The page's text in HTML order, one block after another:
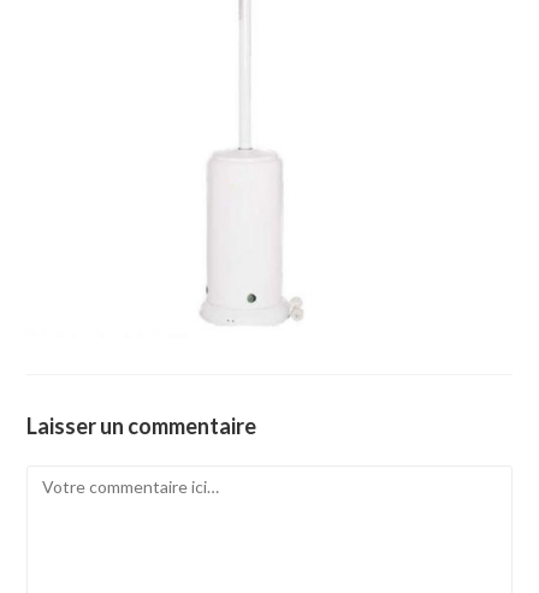
Laisser un commentaire
Comment